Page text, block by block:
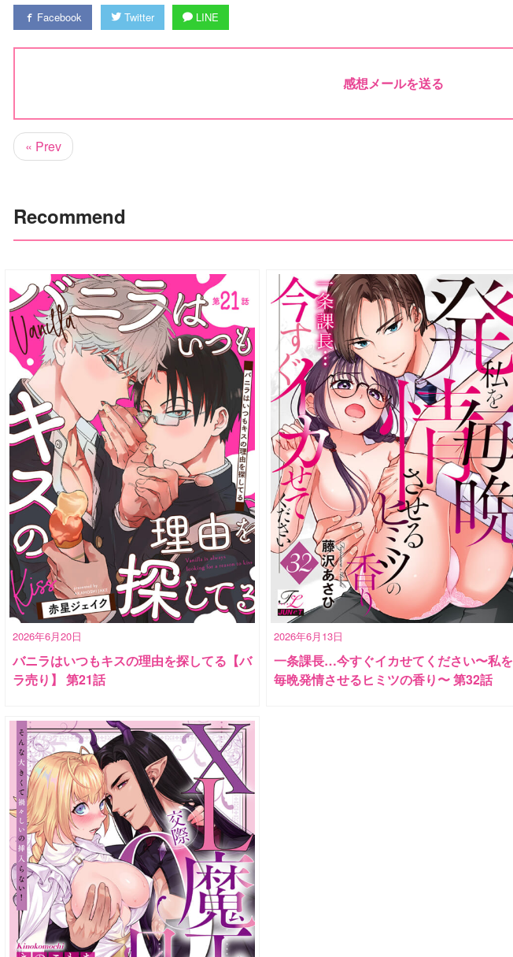
Facebook Twitter LINE
感想メールを送る
« Prev
Recommend
2026年6月20日
バニラはいつもキスの理由を探してる【バ
ラ売り】 第21話
2026年6月13日
一条課長…今すぐイカせてください〜私を
毎晩発情させるヒミツの香り〜 第32話